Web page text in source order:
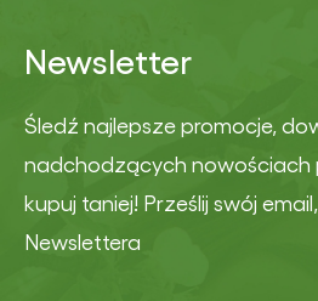
Newsletter
Śledź najlepsze promocje,
nadchodzących nowościach
kupuj taniej! Prześlij swój
Newslettera